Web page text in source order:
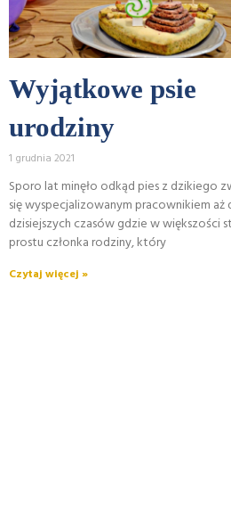
Wyjątkowe psie
urodziny
1 grudnia 2021
Sporo lat minęło odkąd pies z dzikiego
się wyspecjalizowanym pracownikiem aż
dzisiejszych czasów gdzie w większości
prostu członka rodziny, który
Czytaj więcej »